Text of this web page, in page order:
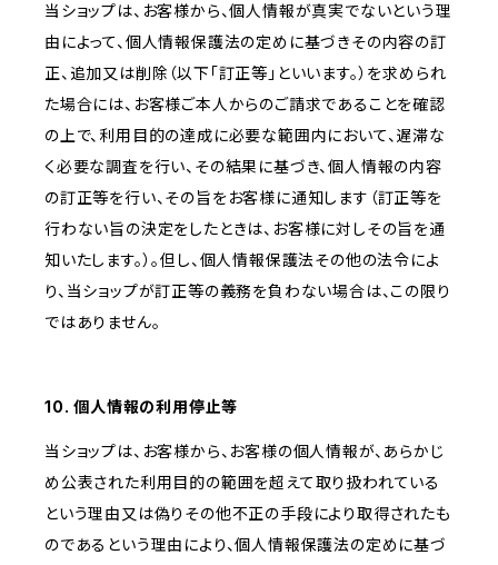
当ショップは、お客様から、個人情報が真実でないという理
由によって、個人情報保護法の定めに基づきその内容の訂
正、追加又は削除（以下「訂正等」といいます。）を求められ
た場合には、お客様ご本人からのご請求であることを確認
の上で、利用目的の達成に必要な範囲内において、遅滞な
く必要な調査を行い、その結果に基づき、個人情報の内容
の訂正等を行い、その旨をお客様に通知します（訂正等を
行わない旨の決定をしたときは、お客様に対しその旨を通
知いたします。）。但し、個人情報保護法その他の法令によ
り、当ショップが訂正等の義務を負わない場合は、この限り
ではありません。
10. 個人情報の利用停止等
当ショップは、お客様から、お客様の個人情報が、あらかじ
め公表された利用目的の範囲を超えて取り扱われている
という理由又は偽りその他不正の手段により取得されたも
のであるという理由により、個人情報保護法の定めに基づ